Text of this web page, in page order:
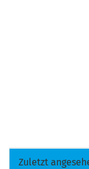
Zuletzt